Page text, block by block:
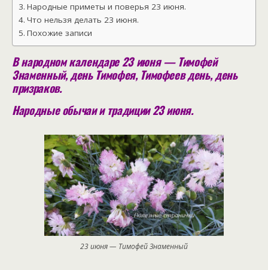
Народные приметы и поверья 23 июня.
Что нельзя делать 23 июня.
Похожие записи
В народном календаре 23 июня — Тимофей
Знаменный, день Тимофея, Тимофеев день, день
призраков.
Народные обычаи и традиции 23 июня.
23 июня — Тимофей Знаменный